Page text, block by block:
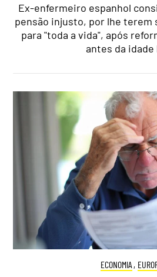
Ex-enfermeiro espanhol
pensão injusto, por lhe terem
para "toda a vida", após
antes da idade
ECONOMIA ,